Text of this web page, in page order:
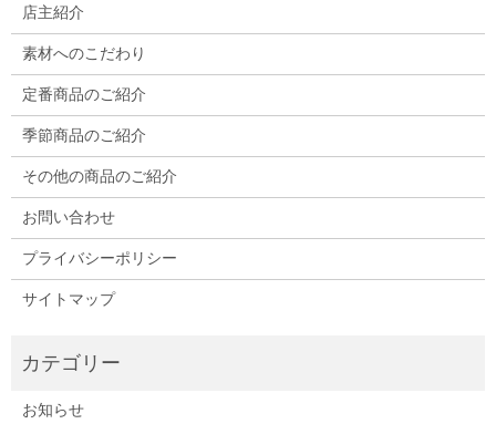
店主紹介
素材へのこだわり
定番商品のご紹介
季節商品のご紹介
その他の商品のご紹介
お問い合わせ
プライバシーポリシー
サイトマップ
お知らせ